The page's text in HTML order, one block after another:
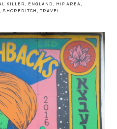
KILLER , ENGLAND , HIP AREA,
, SHOREDITCH , TRAVEL